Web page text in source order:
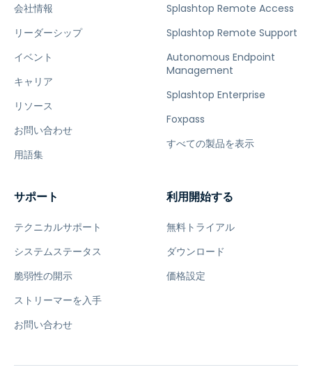
会社情報
リーダーシップ
イベント
キャリア
リソース
お問い合わせ
用語集
Splashtop Remote Access
Splashtop Remote Support
Autonomous Endpoint
Management
Splashtop Enterprise
Foxpass
すべての製品を表示
サポート
テクニカルサポート
システムステータス
脆弱性の開示
ストリーマーを入手
お問い合わせ
利用開始する
無料トライアル
ダウンロード
価格設定